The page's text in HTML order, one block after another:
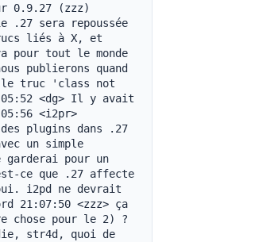
0.9.27 (zzz)
.27 sera repoussée
liés à X, et
pour tout le monde
publierons quand
le truc 'class not
<dg> Il y avait
<i2pr>
plugins dans .27
un simple
garderai pour un
ce que .27 affecte
i2pd ne devrait
21:07:50 <zzz> ça
chose pour le 2) ?
str4d, quoi de